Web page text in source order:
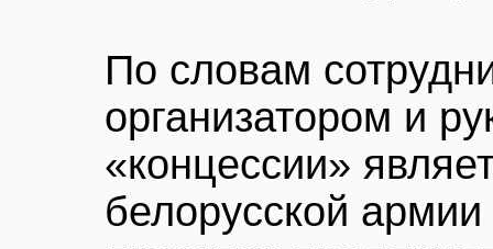
По словам
организатором и
«концессии»
белорусской